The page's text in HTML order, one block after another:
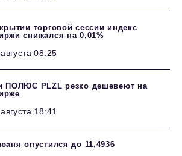
торговой сессии индекс
снижался на 0,01%
08:25
ПОЛЮС PLZL резко дешевеют на
18:41
опустился до 11,4936